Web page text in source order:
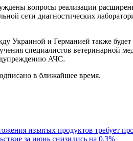
вопросы реализации
сети диагностических
Украиной и Германией также
специалистов ветеринарной
АЧС.
в ближайшее время.
изъятых продуктов требует
за июнь снизились на 0,3%